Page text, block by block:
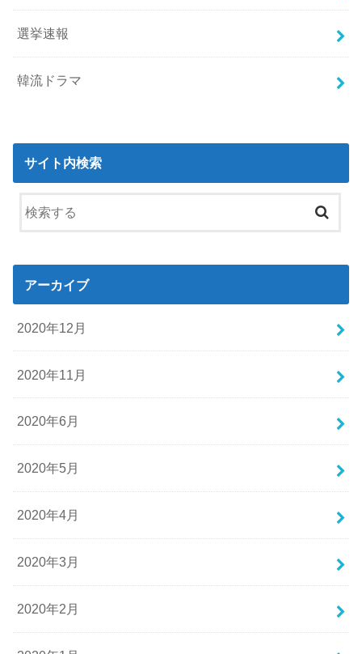
選挙速報
韓流ドラマ
サイト内検索
アーカイブ
2020年12月
2020年11月
2020年6月
2020年5月
2020年4月
2020年3月
2020年2月